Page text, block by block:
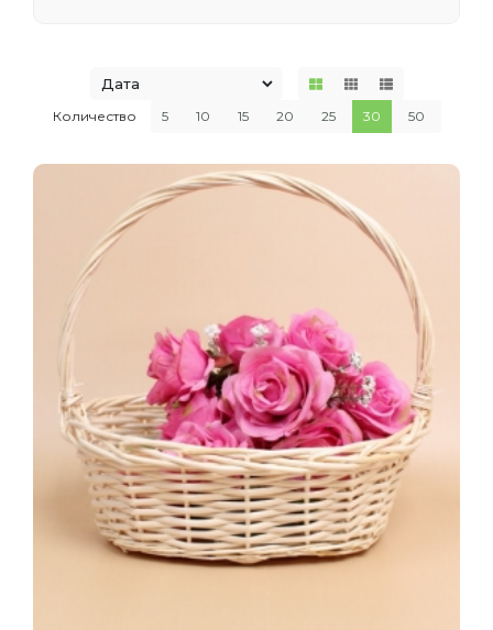
Количество 5 10 15 20 25 30 50